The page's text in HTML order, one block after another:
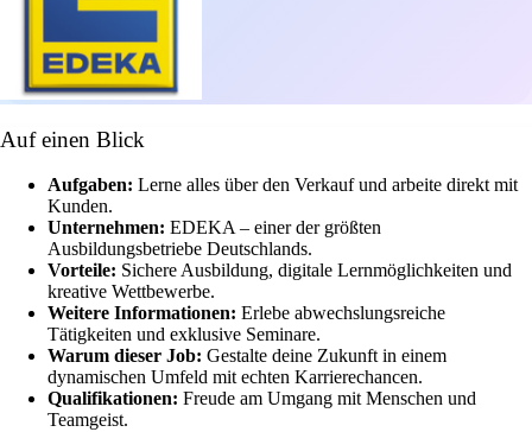
Auf einen Blick
Aufgaben: Lerne alles über den Verkauf und arbeite direkt mit
Kunden.
Unternehmen: EDEKA – einer der größten
Ausbildungsbetriebe Deutschlands.
Vorteile: Sichere Ausbildung, digitale Lernmöglichkeiten und
kreative Wettbewerbe.
Weitere Informationen: Erlebe abwechslungsreiche
Tätigkeiten und exklusive Seminare.
Warum dieser Job: Gestalte deine Zukunft in einem
dynamischen Umfeld mit echten Karrierechancen.
Qualifikationen: Freude am Umgang mit Menschen und
Teamgeist.